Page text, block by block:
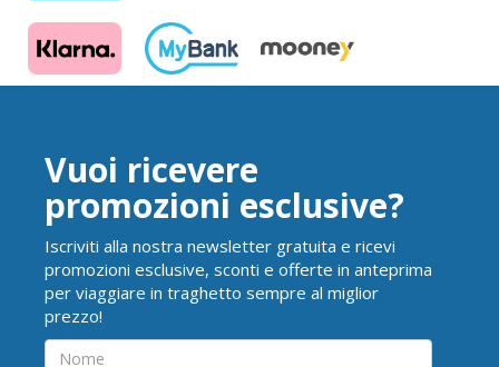
Vuoi ricevere
promozioni esclusive?
Iscriviti alla nostra newsletter gratuita e ricevi
promozioni esclusive, sconti e offerte in anteprima
per viaggiare in traghetto sempre al miglior
prezzo!